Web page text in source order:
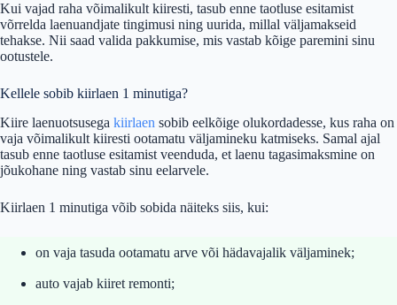
Kui vajad raha võimalikult kiiresti, tasub enne taotluse esitamist
võrrelda laenuandjate tingimusi ning uurida, millal väljamakseid
tehakse. Nii saad valida pakkumise, mis vastab kõige paremini sinu
ootustele.
Kellele sobib kiirlaen 1 minutiga?
Kiire laenuotsusega kiirlaen sobib eelkõige olukordadesse, kus raha on
vaja võimalikult kiiresti ootamatu väljamineku katmiseks. Samal ajal
tasub enne taotluse esitamist veenduda, et laenu tagasimaksmine on
jõukohane ning vastab sinu eelarvele.
Kiirlaen 1 minutiga võib sobida näiteks siis, kui:
on vaja tasuda ootamatu arve või hädavajalik väljaminek;
auto vajab kiiret remonti;